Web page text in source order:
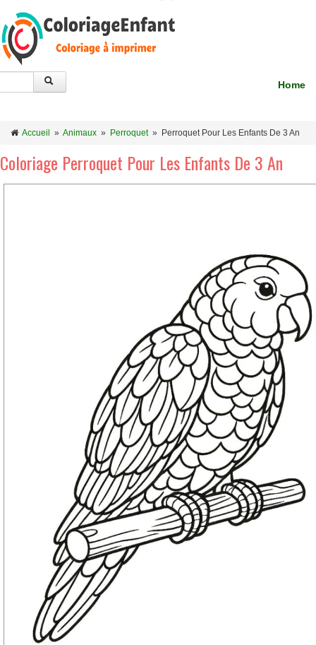
Home
Accueil » Animaux » Perroquet» Perroquet Pour Les Enfants De 3 An
Coloriage Perroquet Pour Les Enfants De 3 An